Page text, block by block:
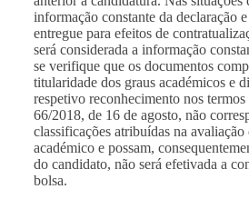
informação constante da declaração
entregue para efeitos de
será considerada a informação
se verifique que os documentos
titularidade dos graus académicos e
respetivo reconhecimento nos
66/2018, de 16 de agosto, não
classificações atribuídas na avaliação
académico e possam,
do candidato, não será efetivada a
bolsa.